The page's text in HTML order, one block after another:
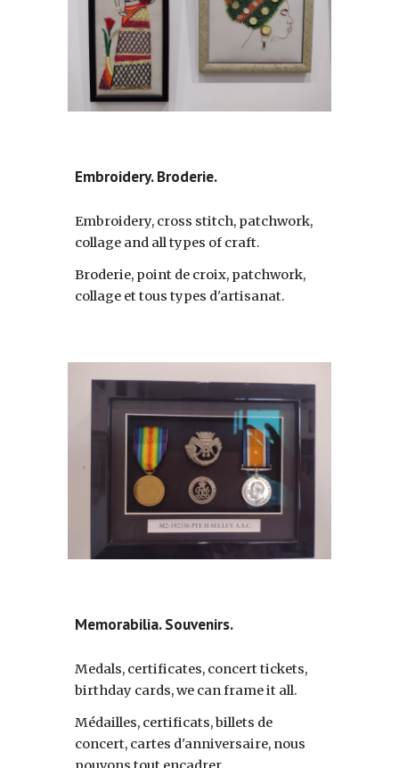
Embroidery. Broderie.
Embroidery, cross stitch, patchwork,
collage and all types of craft.
Broderie, point de croix, patchwork,
collage et tous types d'artisanat.
Memorabilia. Souvenirs.
Medals, certificates, concert tickets,
birthday cards, we can frame it all.
Médailles, certificats, billets de
concert, cartes d'anniversaire, nous